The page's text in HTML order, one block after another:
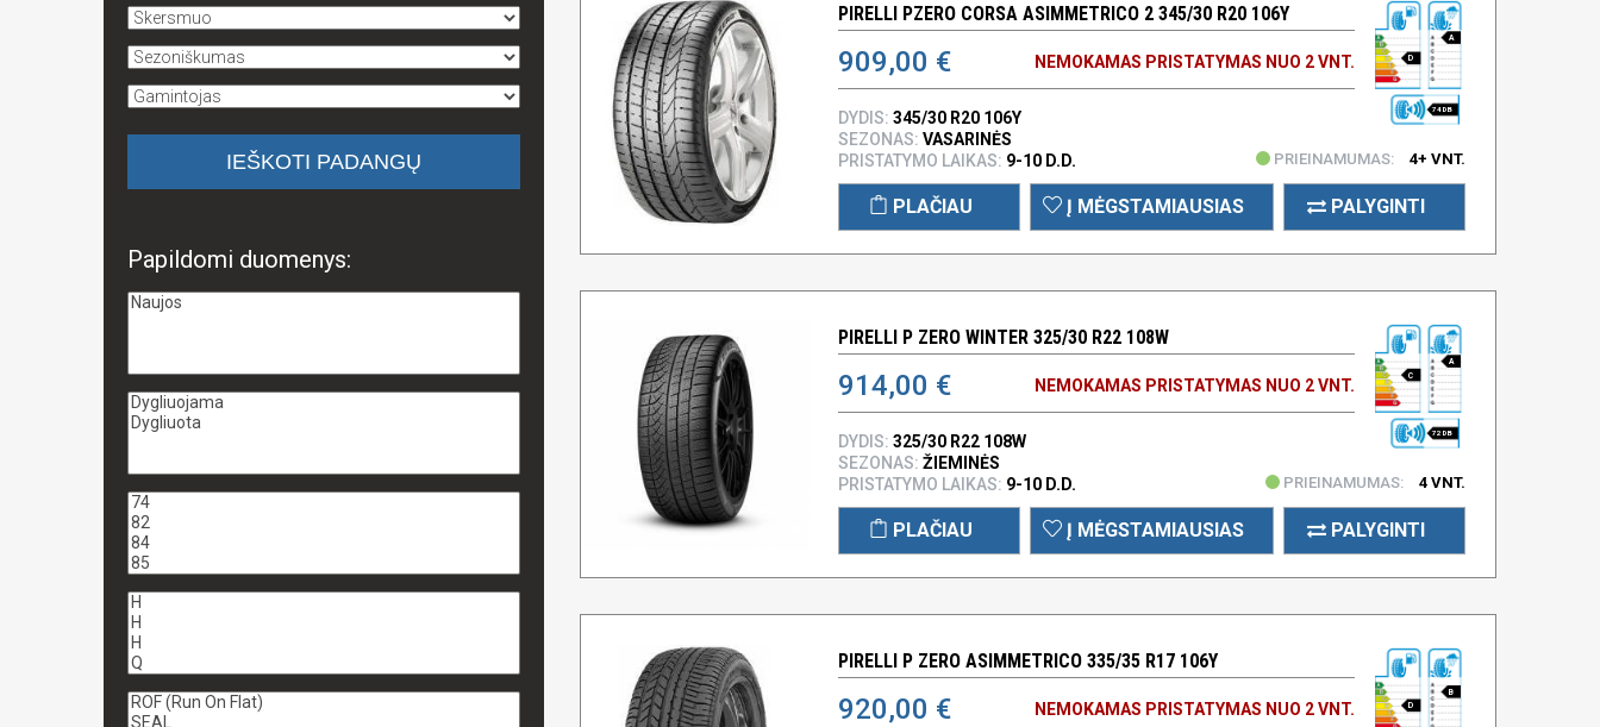
Papildomi duomenys:
PIRELLI PZERO CORSA ASIMMETRICO 2 345/30 R20 106Y
909,00 € NEMOKAMAS PRISTATYMAS NUO 2 VNT. D
A
74 DB
DYDIS: 345/30 R20 106Y
SEZONAS: VASARINĖS
PRISTATYMO LAIKAS: 9-10 D.D. PRIEINAMUMAS: 4+ VNT.
PLAČIAU Į MĖGSTAMIAUSIAS PALYGINTI
PIRELLI P ZERO WINTER 325/30 R22 108W
914,00 € NEMOKAMAS PRISTATYMAS NUO 2 VNT.
C
A
72 DB
DYDIS: 325/30 R22 108W
SEZONAS: ŽIEMINĖS
PRISTATYMO LAIKAS: 9-10 D.D. PRIEINAMUMAS: 4 VNT.
PLAČIAU Į MĖGSTAMIAUSIAS PALYGINTI
PIRELLI P ZERO ASIMMETRICO 335/35 R17 106Y
920,00 € NEMOKAMAS PRISTATYMAS NUO 2 VNT. D
B